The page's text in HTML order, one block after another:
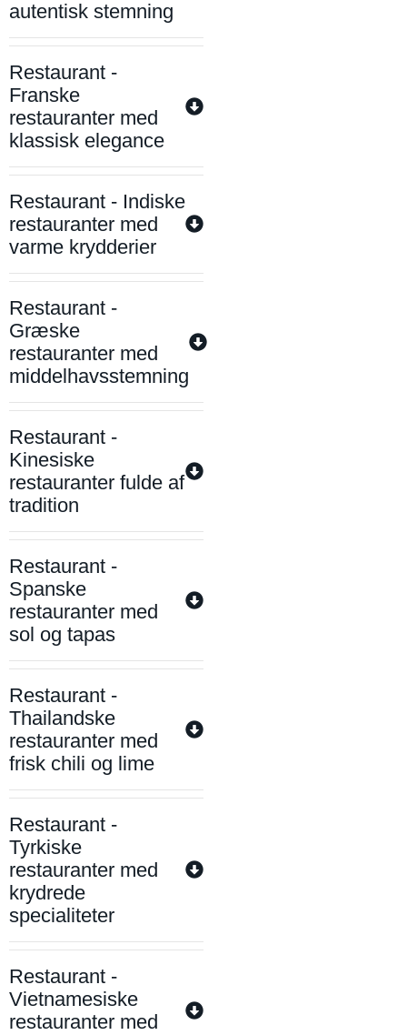
autentisk stemning
Restaurant -
Franske
restauranter med
klassisk elegance
Restaurant - Indiske
restauranter med
varme krydderier
Restaurant -
Græske
restauranter med
middelhavsstemning
Restaurant -
Kinesiske
restauranter fulde af
tradition
Restaurant -
Spanske
restauranter med
sol og tapas
Restaurant -
Thailandske
restauranter med
frisk chili og lime
Restaurant -
Tyrkiske
restauranter med
krydrede
specialiteter
Restaurant -
Vietnamesiske
restauranter med